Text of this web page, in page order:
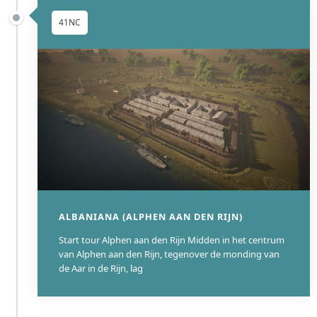
werelderfgoedstatus van de Lower German Limes (sinds
2021) en de opgravingen rondom het Valkhof en de
41NC
ALBANIANA (ALPHEN AAN DEN RIJN)
Start tour Alphen aan den Rijn Midden in het centrum
van Alphen aan den Rijn, tegenover de monding van
de Aar in de Rijn, lag